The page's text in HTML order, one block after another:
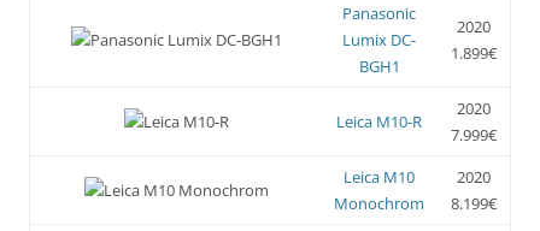
Panasonic
Lumix DC-
BGH1
2020
1.899€
Leica M10-R
2020
7.999€
Leica M10
Monochrom
2020
8.199€